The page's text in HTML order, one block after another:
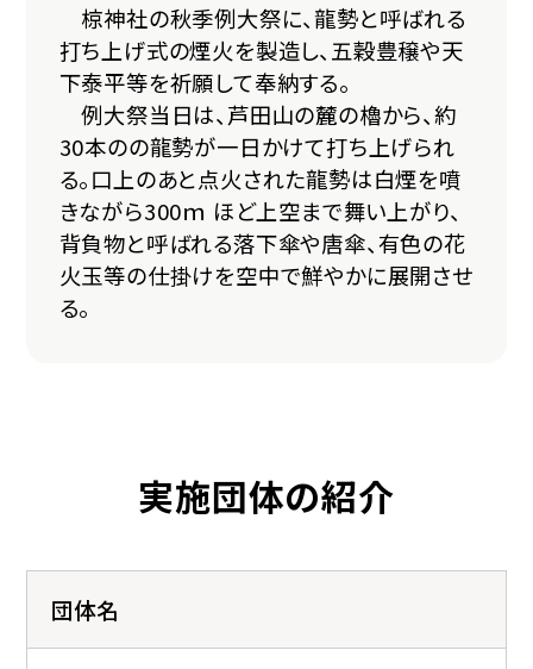
椋神社の秋季例大祭に、龍勢と呼ばれる
打ち上げ式の煙火を製造し、五穀豊穣や天
下泰平等を祈願して奉納する。
例大祭当日は、芦田山の麓の櫓から、約
30本のの龍勢が一日かけて打ち上げられ
る。口上のあと点火された龍勢は白煙を噴
きながら300ｍ ほど上空まで舞い上がり、
背負物と呼ばれる落下傘や唐傘、有色の花
火玉等の仕掛けを空中で鮮やかに展開させ
る。
実施団体の紹介
団体名